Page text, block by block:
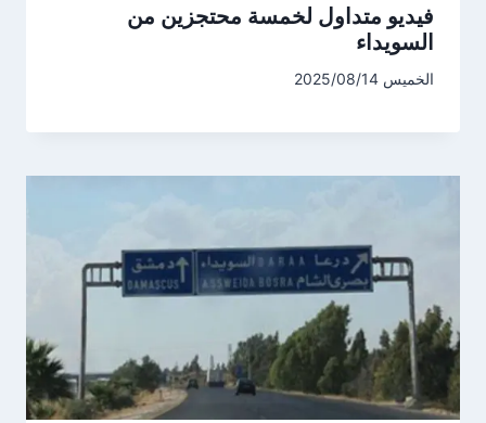
فيديو متداول لخمسة محتجزين من
السويداء
الخميس 2025/08/14